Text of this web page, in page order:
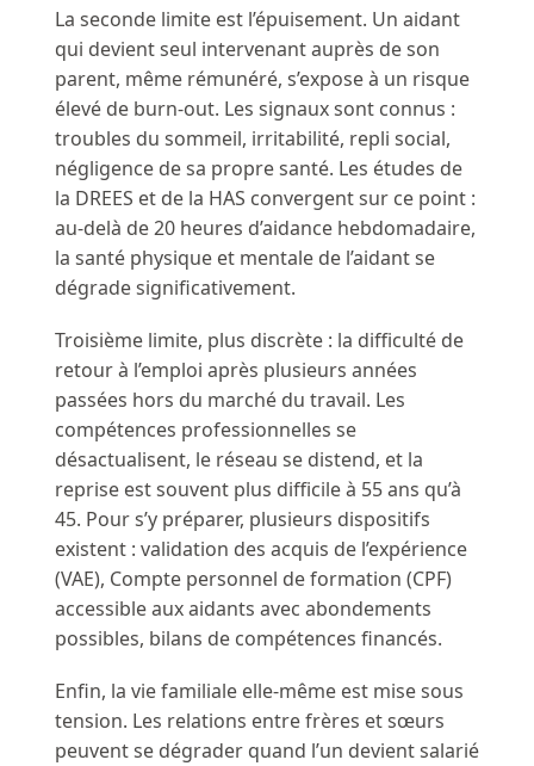
La seconde limite est l’épuisement. Un aidant
qui devient seul intervenant auprès de son
parent, même rémunéré, s’expose à un risque
élevé de burn-out. Les signaux sont connus :
troubles du sommeil, irritabilité, repli social,
négligence de sa propre santé. Les études de
la DREES et de la HAS convergent sur ce point :
au-delà de 20 heures d’aidance hebdomadaire,
la santé physique et mentale de l’aidant se
dégrade significativement.
Troisième limite, plus discrète : la difficulté de
retour à l’emploi après plusieurs années
passées hors du marché du travail. Les
compétences professionnelles se
désactualisent, le réseau se distend, et la
reprise est souvent plus difficile à 55 ans qu’à
45. Pour s’y préparer, plusieurs dispositifs
existent : validation des acquis de l’expérience
(VAE), Compte personnel de formation (CPF)
accessible aux aidants avec abondements
possibles, bilans de compétences financés.
Enfin, la vie familiale elle-même est mise sous
tension. Les relations entre frères et sœurs
peuvent se dégrader quand l’un devient salarié